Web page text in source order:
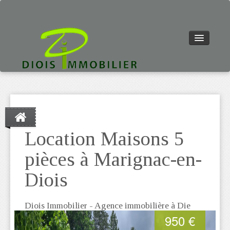
site
Diois Immobilier - Agence
VENTE
LOCATION
NOTRE AGENCE
CONTACT
ALERTE ANNONCE
Maisons
Location Maisons 5
pièces à Marignac-en-
Diois
Diois Immobilier - Agence immobilière à Die
950 €